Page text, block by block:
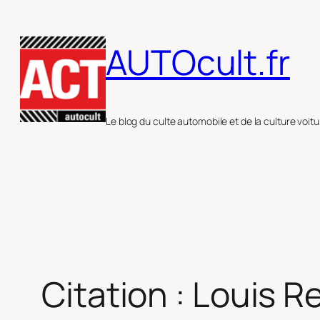
au
contenu
AUTOcult.fr
Le blog du culte automobile et de la culture
Citation : Louis